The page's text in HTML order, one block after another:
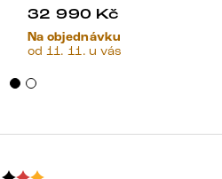
32 990 Kč
Na objednávku
od 11. 11. u vás